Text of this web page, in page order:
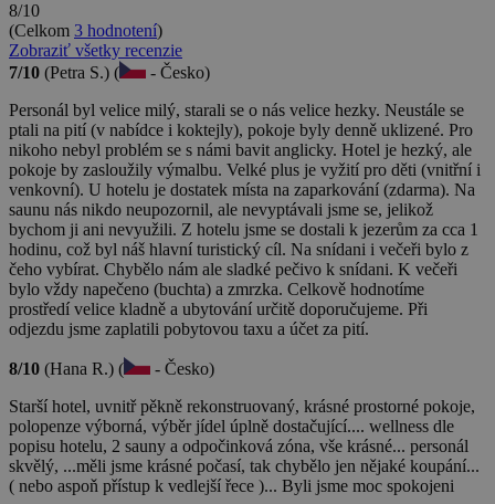
8/10
(Celkom 3 hodnotení)
Zobraziť všetky recenzie
7/10 (Petra S.) (
- Česko)
Personál byl velice milý, starali se o nás velice hezky. Neustále se
ptali na pití (v nabídce i koktejly), pokoje byly denně uklizené. Pro
nikoho nebyl problém se s námi bavit anglicky. Hotel je hezký, ale
pokoje by zasloužily výmalbu. Velké plus je vyžití pro děti (vnitřní i
venkovní). U hotelu je dostatek místa na zaparkování (zdarma). Na
saunu nás nikdo neupozornil, ale nevyptávali jsme se, jelikož
bychom ji ani nevyužili. Z hotelu jsme se dostali k jezerům za cca 1
hodinu, což byl náš hlavní turistický cíl. Na snídani i večeři bylo z
čeho vybírat. Chybělo nám ale sladké pečivo k snídani. K večeři
bylo vždy napečeno (buchta) a zmrzka. Celkově hodnotíme
prostředí velice kladně a ubytování určitě doporučujeme. Při
odjezdu jsme zaplatili pobytovou taxu a účet za pití.
8/10 (Hana R.) (
- Česko)
Starší hotel, uvnitř pěkně rekonstruovaný, krásné prostorné pokoje,
polopenze výborná, výběr jídel úplně dostačující.... wellness dle
popisu hotelu, 2 sauny a odpočinková zóna, vše krásné... personál
skvělý, ...měli jsme krásné počasí, tak chybělo jen nějaké koupání...
( nebo aspoň přístup k vedlejší řece )... Byli jsme moc spokojeni